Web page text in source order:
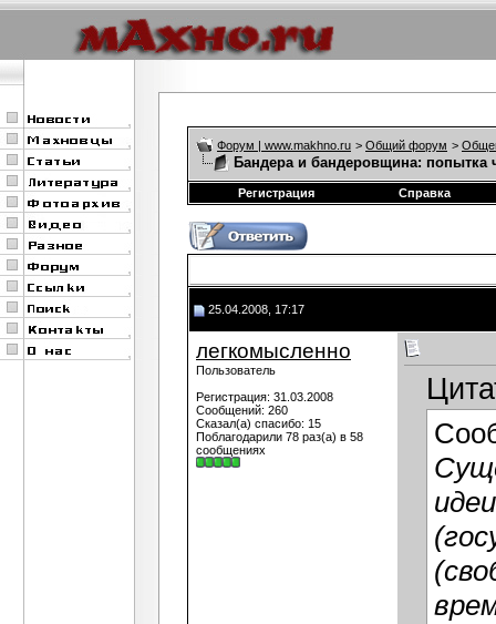
Форум | www.makhno.ru > Общий форум >
Бандера и бандеровщина: попытка
Регистрация Справка
25.04.2008, 17:17
легкомысленно
Пользователь
Регистрация: 31.03.2008
Сообщений: 260
Сказал(а) спасибо: 15
Поблагодарили 78 раз(а) в 58
сообщениях